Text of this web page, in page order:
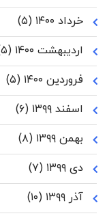
خرداد ۱۴۰۰
(۵)
اردیبهشت ۱۴۰۰
(۵)
فروردین ۱۴۰۰
(۵)
اسفند ۱۳۹۹
(۶)
بهمن ۱۳۹۹
(۸)
دی ۱۳۹۹
(۷)
آذر ۱۳۹۹
(۱۰)